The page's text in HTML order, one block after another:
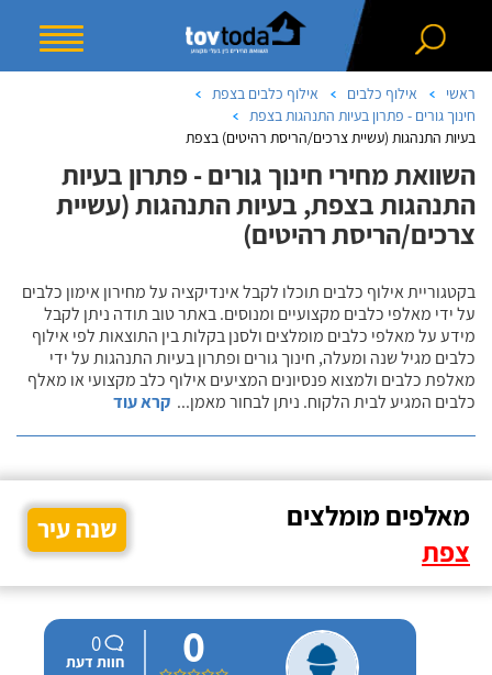
ראשי אילוף כלבים
אילוף כלבים בצפת
חינוך גורים - פתרון בעיות התנהגות בצפת
בעיות התנהגות (עשיית צרכים/הריסת רהיטים) בצפת
השוואת מחירי חינוך גורים - פתרון בעיות
התנהגות בצפת, בעיות התנהגות (עשיית
צרכים/הריסת רהיטים)
בקטגוריית אילוף כלבים תוכלו לקבל אינדיקציה על מחירון אימון כלבים
על ידי מאלפי כלבים מקצועיים ומנוסים. באתר טוב תודה ניתן לקבל
מידע על מאלפי כלבים מומלצים ולסנן בקלות בין התוצאות לפי אילוף
כלבים מגיל שנה ומעלה, חינוך גורים ופתרון בעיות התנהגות על ידי
מאלפת כלבים ולמצוא פנסיונים המציעים אילוף כלב מקצועי או מאלף
כלבים המגיע לבית הלקוח. ניתן לבחור מאמן... קרא עוד
מאלפים מומלצים
צפת
שנה עיר
0
0
חוות דעת